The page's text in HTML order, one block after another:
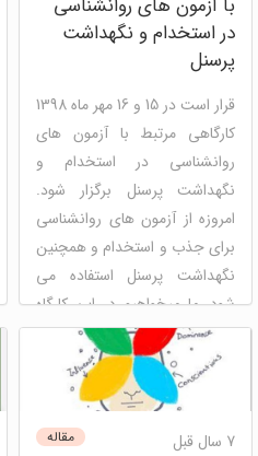
با آزمون های روانشناسی
در استخدام و نگهداشت
پرسنل
قرار است در 15 و 16 مهر ماه 1398
کارگاهی مرتبط با آزمون های
روانشناسی در استخدام و
نگهداشت پرسنل برگزار شود.
امروزه از آزمون های روانشناسی
برای جذب و استخدام و همچنین
نگهداشت پرسنل استفاده می
شود. ما میخواهیم در این کارگاه
به چگونگی استفاده از آزمون ...
مصاحبه و استخدام
کارگاه مهارت های نرم
مقاله 7 سال قبل